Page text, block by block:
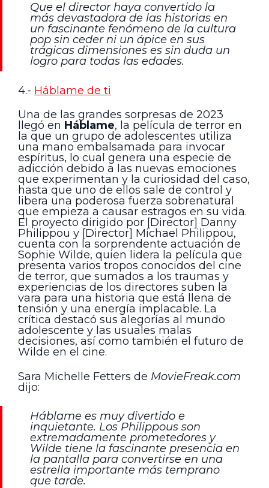
Que el director haya convertido la
más devastadora de las historias en
un fascinante fenómeno de la cultura
pop sin ceder ni un ápice en sus
trágicas dimensiones es sin duda un
logro para todas las edades.
4.- Háblame de ti
Una de las grandes sorpresas de 2023
llegó en Háblame, la película de terror en
la que un grupo de adolescentes utiliza
una mano embalsamada para invocar
espíritus, lo cual genera una especie de
adicción debido a las nuevas emociones
que experimentan y la curiosidad del caso,
hasta que uno de ellos sale de control y
libera una poderosa fuerza sobrenatural
que empieza a causar estragos en su vida.
El proyecto dirigido por [Director] Danny
Philippou y [Director] Michael Philippou,
cuenta con la sorprendente actuación de
Sophie Wilde, quien lidera la película que
presenta varios tropos conocidos del cine
de terror, que sumados a los traumas y
experiencias de los directores suben la
vara para una historia que está llena de
tensión y una energía implacable. La
crítica destacó sus alegorías al mundo
adolescente y las usuales malas
decisiones, así como también el futuro de
Wilde en el cine.
Sara Michelle Fetters de MovieFreak.com
dijo:
Háblame es muy divertido e
inquietante. Los Philippous son
extremadamente prometedores y
Wilde tiene la fascinante presencia en
la pantalla para convertirse en una
estrella importante más temprano
que tarde.